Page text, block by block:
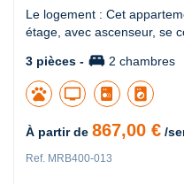
Le logement : Cet
étage, avec ascenseur, se
3 pièces - king_bed 2 chambres
pets tv local_laundry_service
À partir de 867,00 € /
Ref. MRB400-013